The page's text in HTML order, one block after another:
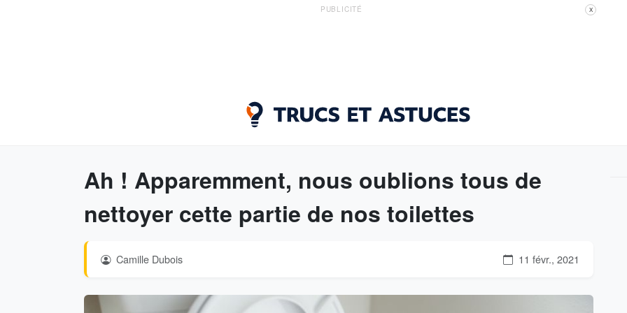
PUBLICITÉ X
Ah ! Apparemment, nous oublions tous de
nettoyer cette partie de nos toilettes
Camille Dubois 11 févr., 2021